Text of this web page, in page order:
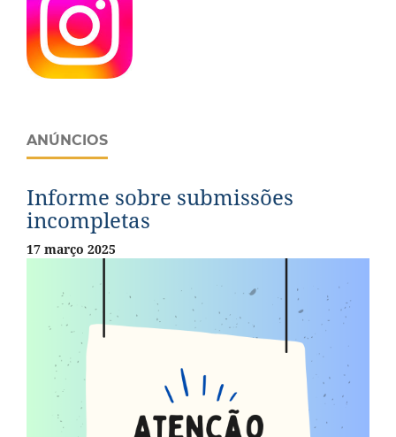
ANÚNCIOS
Informe sobre submissões
incompletas
17 março 2025